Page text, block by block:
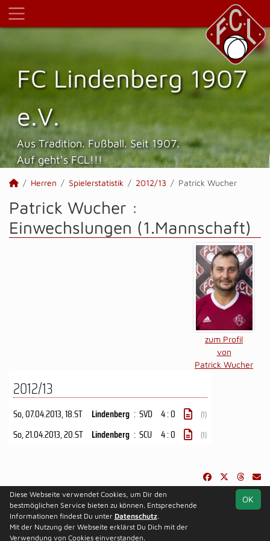
FC Lindenberg 1907
e.V.
Aus Tradition. Fußball. Seit 1907.
Auf geht's FCL!!!
Herren Spielerstatistik 2012/13 Patrick Wucher
Patrick Wucher :
Einwechslungen (1.Mannschaft)
zum Profil
von
Patrick Wucher
2012/13
So, 07.04.2013, 18.ST Lindenberg : SVD 4 : 0 (1)
So, 21.04.2013, 20.ST Lindenberg : SCU 4 : 0 (1)
soccero.de
© 2006 - 2026
Besucherstatistik Kontakt Impressum
OK
Diese Webseite verwendet Cookies, um Dir den
bestmöglichen Service bieten zu können. Entsprechende
Informationen findest Du unter Datenschutz.
Mit der Nutzung der Webseite erklärst Du Dich mit der
Verwendung von Cookies einverstanden.